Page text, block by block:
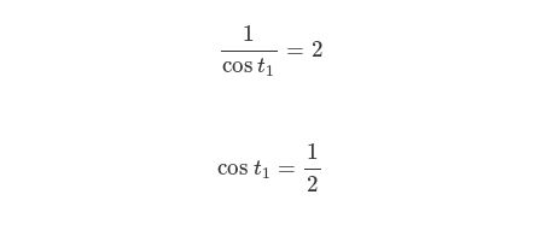
1
cos t1
= 2
cos
cos t1 =
1
2
2